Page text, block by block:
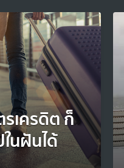
เครดิต ก็
นฝันได้